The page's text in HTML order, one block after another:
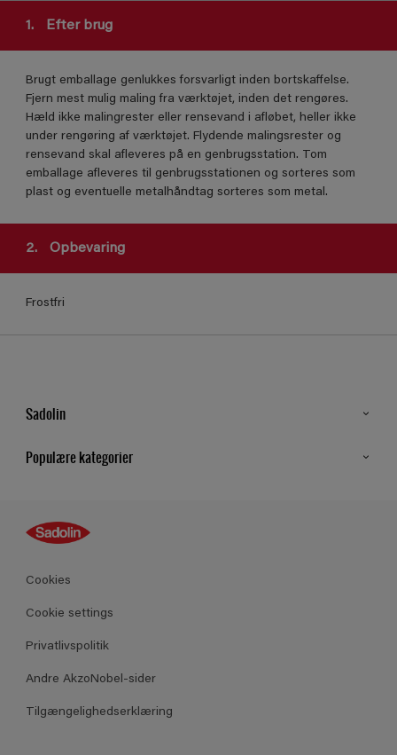
1. Efter brug
Brugt emballage genlukkes forsvarligt inden bortskaffelse.
Fjern mest mulig maling fra værktøjet, inden det rengøres.
Hæld ikke malingrester eller rensevand i afløbet, heller ikke
under rengøring af værktøjet. Flydende malingsrester og
rensevand skal afleveres på en genbrugsstation. Tom
emballage afleveres til genbrugsstationen og sorteres som
plast og eventuelle metalhåndtag sorteres som metal.
2. Opbevaring
Frostfri
Sadolin
Populære kategorier
Farver
Produkter
Cookies
Cookie settings
Privatlivspolitik
Andre AkzoNobel-sider
Tilgængelighedserklæring